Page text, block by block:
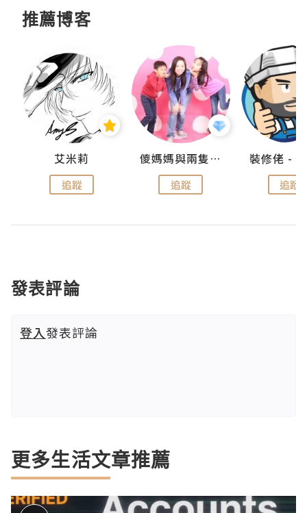
推薦博客
艾米莉
追蹤
儍媽媽與兩隻小魔怪之家
追蹤 追蹤
發表評論
登入發表評論
更多生活文章推薦